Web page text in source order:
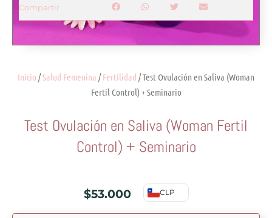
Inicio /Salud Femenina /Fertilidad / Test Ovulación en Saliva (Woman
Fertil Control) + Seminario
Test Ovulación en Saliva (Woman Fertil
Control) + Seminario
$53.000 CLP
Compartir